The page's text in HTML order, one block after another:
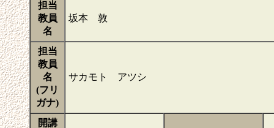
担当
教員
名
坂本 敦
担当
教員
名
(フリ
ガナ)
サカモト アツシ
開講